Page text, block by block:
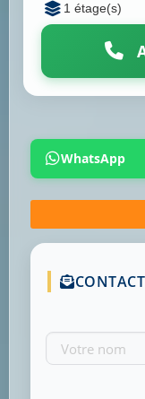
1 étage(s)
WhatsApp